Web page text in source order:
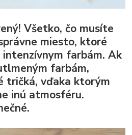
Všetko, čo musíte
miesto, ktoré
intenzívnym farbám. Ak
farbám,
tričká, vďaka ktorým
inú atmosféru.